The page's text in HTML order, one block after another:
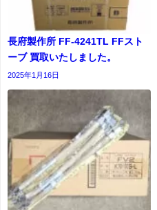
長府製作所 FF-4241TL FFスト
ーブ 買取いたしました。
2025年1月16日